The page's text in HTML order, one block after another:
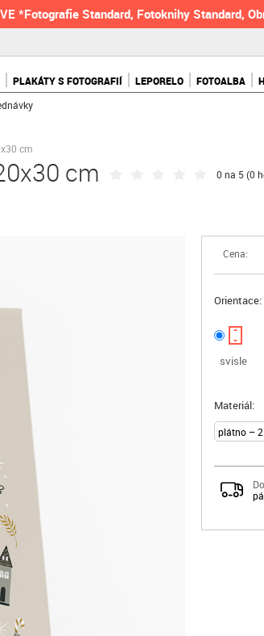
*Fotografie Standard, Fotoknihy Standard,
PLAKÁTY S FOTOGRAFIÍ LEPORELO FOTOALBA
cm
cm 0 na 5 (0
Cena:
Orientace:
svisle
Materiál: